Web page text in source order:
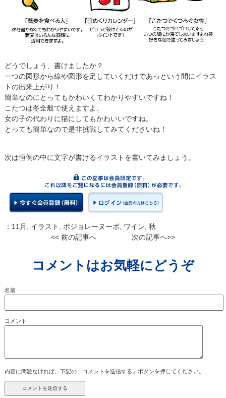
どうでしょう、書けましたか？
一つの図形から線や図形を足していくだけであっという間にイラス
トの出来上がり！
簡単なのにとってもかわいくてわかりやすいですね！
こたつは冬全般で使えますよ、
女の子の代わりに猫にしてもかわいいですね。
とっても簡単なので是非挑戦してみてくださいね！
次は恒例の中に文字が書けるイラストを書いてみましょう。
： 11月 イラスト ボジョレーヌーボ ワイン 秋
<< 前の記事へ
次の記事へ>>
コメントはお気軽にどうぞ
名前
コメント
内容に問題なければ、下記の「コメントを送信する」ボタンを押してください。